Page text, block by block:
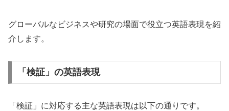
グローバルなビジネスや研究の場面で役立つ英語表現を紹
介します。
「検証」の英語表現
「検証」に対応する主な英語表現は以下の通りです。